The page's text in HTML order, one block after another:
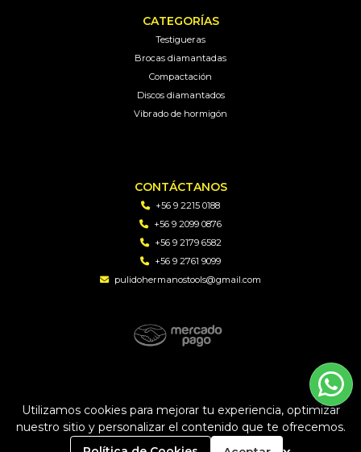
CATEGORÍAS
Testigueras
Brocas diamantadas
Compactación
Discos diamantados
Vibrado de hormigón
CONTÁCTANOS
+56 9 2215 0188
+56 9 2099 0876
+56 9 2179 6582
+56 9 2761 9099
pulidohermanostools@gmail.com
PH TOOLS | Soluciones en perforacion diamantada y
maquinaria © 2026
Creado por Bsale
0
Utilizamos cookies para mejorar tu experiencia, optimizar
nuestro sitio y personalizar el contenido que te ofrecemos.